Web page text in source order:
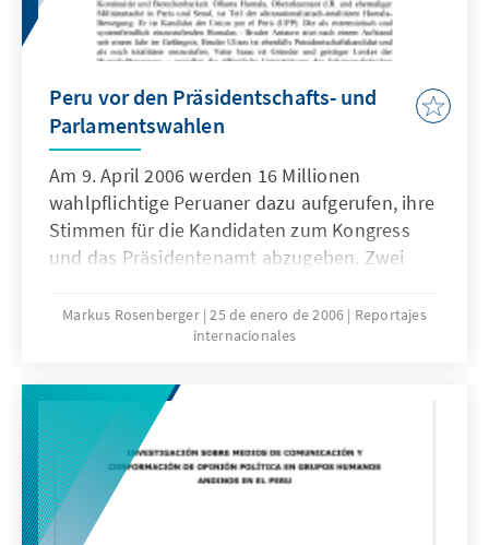
Peru vor den Präsidentschafts- und
Parlamentswahlen
Am 9. April 2006 werden 16 Millionen
wahlpflichtige Peruaner dazu aufgerufen, ihre
Stimmen für die Kandidaten zum Kongress
und das Präsidentenamt abzugeben. Zwei
Favoriten für die Präsidentschaft: Die
Christdemokratin Lourdes Flores des Mitte-
der vom venezolanischen Präsidenten Hugo
Chávez unterstützte Nationalist und Militarist
Ollanta Humala. Auch die beiden Ex-
Präsidenten Valentín Paniagua und vor allem
Alan García könnten noch in das Rennen um
die Präsidentschaft eingreifen.
Markus Rosenberger 25 de enero de 2006
Reportajes
internacionales